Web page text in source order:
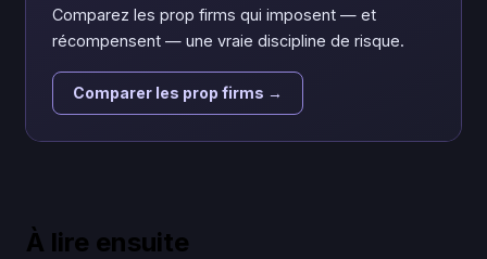
Comparez les prop firms qui imposent — et
récompensent — une vraie discipline de risque.
Comparer les prop firms →
À lire ensuite